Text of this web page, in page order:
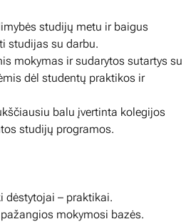
studijų metu ir baigus
studijas su darbu.
mokymas ir sudarytos sutartys su
dėl studentų praktikos ir
balu įvertinta kolegijos
studijų programos.
dėstytojai – praktikai.
mokymosi bazės.